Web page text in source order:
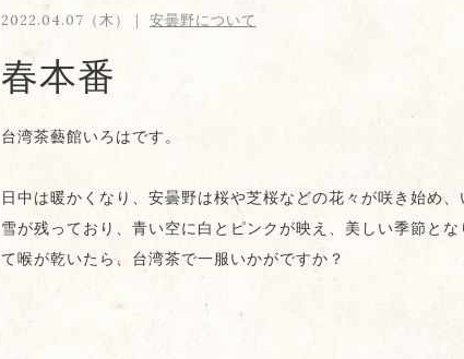
2022.04.07（木）｜ 安曇野について
春本番
台湾茶藝館いろはです。
日中は暖かくなり、安曇野は桜や芝桜などの花々が咲き始め
雪が残っており、青い空に白とピンクが映え、美しい季節と
て喉が乾いたら、台湾茶で一服いかがですか？